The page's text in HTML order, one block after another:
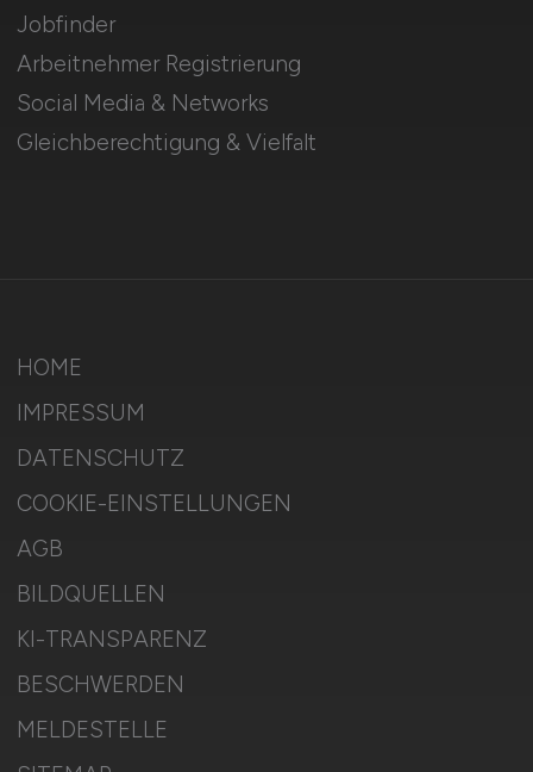
Jobfinder
Arbeitnehmer Registrierung
Social Media & Networks
Gleichberechtigung & Vielfalt
HOME
IMPRESSUM
DATENSCHUTZ
COOKIE-EINSTELLUNGEN
AGB
BILDQUELLEN
KI-TRANSPARENZ
BESCHWERDEN
MELDESTELLE